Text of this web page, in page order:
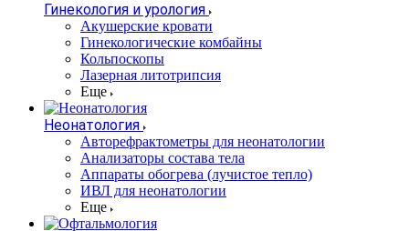
Гинекология и урология
Акушерские кровати
Гинекологические комбайны
Кольпоскопы
Лазерная литотрипсия
Еще
Неонатология
Авторефрактометры для неонатологии
Анализаторы состава тела
Аппараты обогрева (лучистое тепло)
ИВЛ для неонатологии
Еще